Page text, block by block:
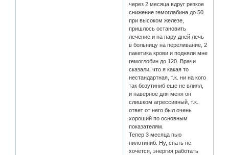
через 2 месяца вдруг резкое
снижение гемоглабина до 50
при высоком железе,
пришлось остановить
лечение и на пару дней лечь
в больницу на переливание, 2
пакетика крови и подняли мне
гемоглобин до 120. Врачи
сказали, что я какая то
нестандартная, т.к. ни на кого
так бозутиниб еще не влиял,
и наверное для меня он
слишком агрессивный, т.к.
ответ от него был очень
хороший по основным
показателям.
Тепер 3 месяца пью
нилотиниб. Ну, спать не
хочется, энергия работать